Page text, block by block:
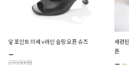
앞 포인트 미세 v라인 슬링 오픈 슈즈
270,000원
세련
픈